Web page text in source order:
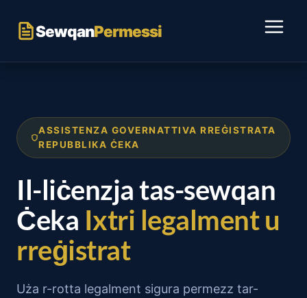
għall-
kontenut
SewqanPermessi
ASSISTENZA GOVERNATTIVA RREĠISTRATA
REPUBBLIKA ĊEKA
Il-liċenzja tas-sewqan
Ċeka Ixtri legalment u
rreġistrat
Uża r-rotta legalment sigura permezz tar-